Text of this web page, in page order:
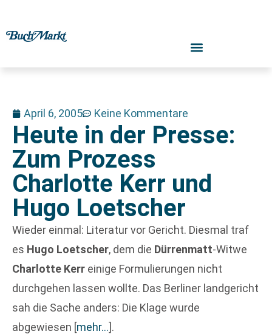
April 6, 2005 Keine Kommentare
Heute in der Presse:
Zum Prozess
Charlotte Kerr und
Hugo Loetscher
Wieder einmal: Literatur vor Gericht. Diesmal traf
es Hugo Loetscher, dem die Dürrenmatt-Witwe
Charlotte Kerr einige Formulierungen nicht
durchgehen lassen wollte. Das Berliner landgericht
sah die Sache anders: Die Klage wurde
abgewiesen [mehr…].